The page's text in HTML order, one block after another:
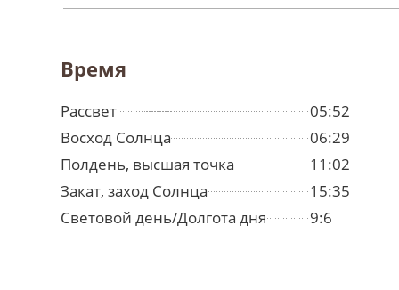
Время
Рассвет
05:52
Восход Солнца
06:29
Полдень, высшая точка
11:02
Закат, заход Солнца
15:35
Световой день/Долгота дня
9:6